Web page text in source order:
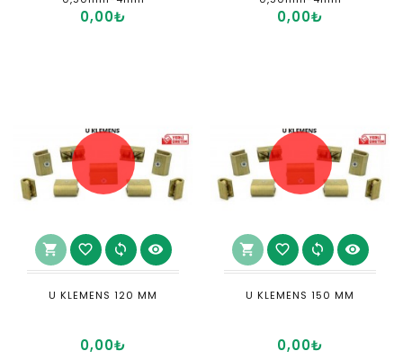
0,00₺ 0,00₺
shopping_cart favorite_border sync visibility
U KLEMENS 120 MM
0,00₺
shopping_cart favorite_border sync visibility
U KLEMENS 150 MM
0,00₺